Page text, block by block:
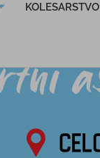
KOLESARSTVO